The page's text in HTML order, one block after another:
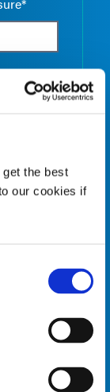
the best
our cookies if
Empty
Empty